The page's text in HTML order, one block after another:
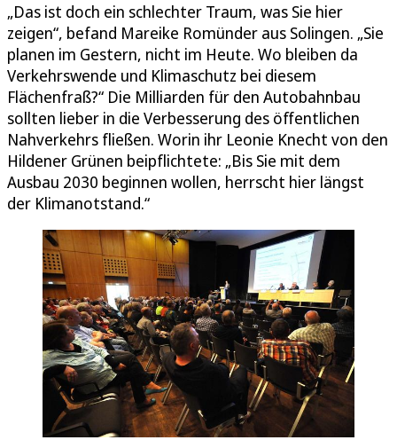
„Das ist doch ein schlechter Traum, was Sie hier
zeigen“, befand Mareike Romünder aus Solingen. „Sie
planen im Gestern, nicht im Heute. Wo bleiben da
Verkehrswende und Klimaschutz bei diesem
Flächenfraß?“ Die Milliarden für den Autobahnbau
sollten lieber in die Verbesserung des öffentlichen
Nahverkehrs fließen. Worin ihr Leonie Knecht von den
Hildener Grünen beipflichtete: „Bis Sie mit dem
Ausbau 2030 beginnen wollen, herrscht hier längst
der Klimanotstand.“